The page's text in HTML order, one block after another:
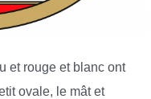
et rouge et blanc ont
ovale, le mât et